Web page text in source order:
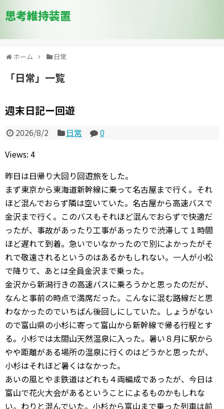
思考維持装置
ホーム 日常
「日常」 一覧
週末日記ー回遊
2026/8/2 日常
0
Views: 4
昨日は日帰り大回り回遊旅をした。
まず東京から東海道新幹線に乗って名古屋まで行く。それ
ほど混んでおらず隣は空いていた。名古屋から高速バスで
金沢まで行く。このバスもそれほど混んでおらずで快適だ
ったが、事故があったり工事があったりで渋滞して１時間
ほど遅れて到着。急いでいなかったので別によかったがそ
れで敬遠されるというのはあるかもしれない。一人が小松
で降りて、あとは全員金沢まで乗った。
金沢から新潟行きの高速バスに乗ろうかと思ったのだが、
なんと事前の時点で満席だった。こんなに混む路線だと思
わなかったのでいちばん後回しにしていた。しょうがない
ので富山県の小杉に寄って富山から新幹線で帰る行程とす
る。小杉では太閤山天然温泉に入った。暑い８月に駅から
やや距離がある場所の温泉に行くのはどうかと思ったが、
小杉はそれほど暑くはなかった。
あいの風とやま鉄道はどれも４両編成であったが、今日は
富山で花火大会があるということによるものかもしれな
い。わりと混んでいた。小杉から富山まで乗った列車は前